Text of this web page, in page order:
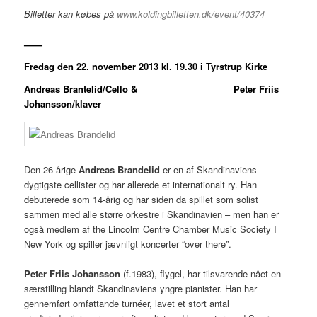
Billetter kan købes på www.koldingbilletten.dk/event/40374
——
Fredag den 22. november 2013 kl. 19.30 i Tyrstrup Kirke
Andreas Brantelid/Cello & Peter Friis
Johansson/klaver
Den 26-årigeAndreas Brandelid er en af Skandinaviens
dygtigste cellister og har allerede et internationalt ry. Han
debuterede som 14-årig og har siden da spillet som solist
sammen med alle større orkestre i Skandinavien – men han er
også medlem af the Lincolm Centre Chamber Music Society I
New York og spiller jævnligt koncerter “over there”.
Peter Friis Johansson (f.1983), flygel, har tilsvarende nået en
særstilling blandt Skandinaviens yngre pianister. Han har
gennemført omfattande turnéer, lavet et stort antal